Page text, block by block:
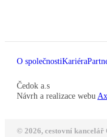
O společnostiKariéra
Čedok a.s
Návrh a realizace webu
© 2026, cestovní kancelář